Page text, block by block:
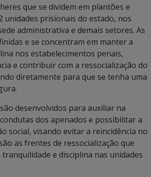
que se dividem em plantões e
unidades prisionais do estado, nos
administrativa e demais setores. As
e se concentram em manter a
nos estabelecimentos penais,
e contribuir com a ressocialização do
diretamente para que se tenha uma
desenvolvidos para auxiliar na
dos apenados e possibilitar a
social, visando evitar a reincidência no
as frentes de ressocialização que
e disciplina nas unidades